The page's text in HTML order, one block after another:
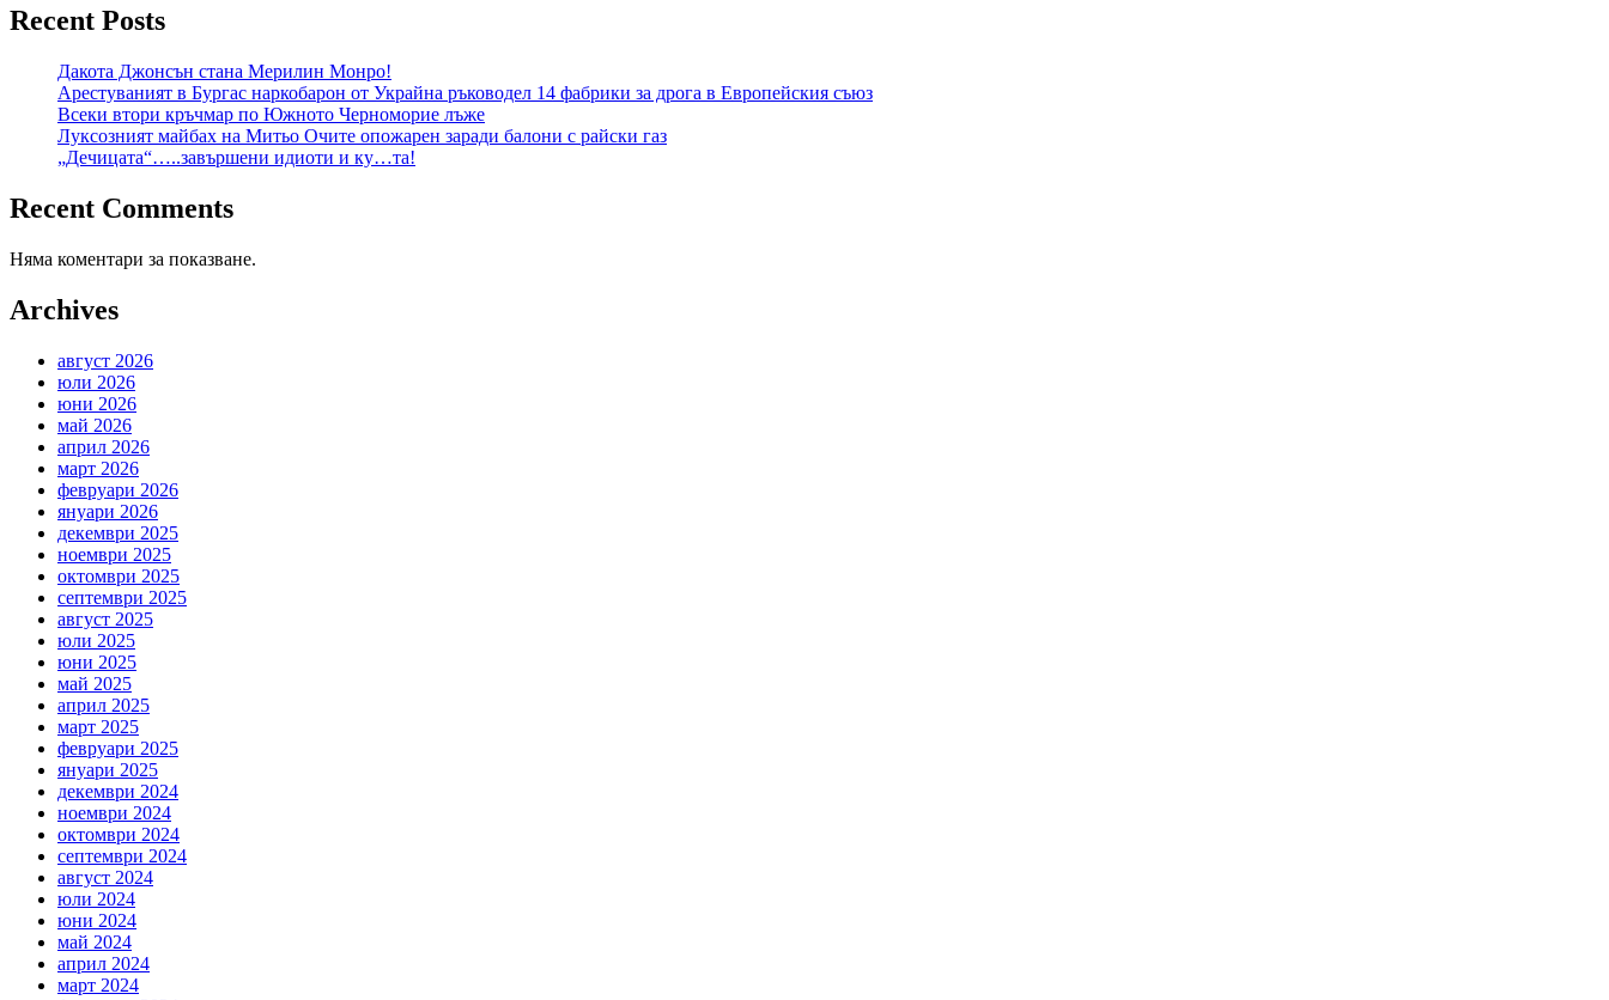
Recent Posts
Дакота Джонсън стана Мерилин Монро!
Арестуваният в Бургас наркобарон от Украйна ръководел 14 фабрики за дрога в Европейския съюз
Всеки втори кръчмар по Южното Черноморие лъже
Луксозният майбах на Митьо Очите опожарен заради балони с райски газ
„Дечицата“…..завършени идиоти и ку…та!
Recent Comments
Няма коментари за показване.
Archives
август 2026
юли 2026
юни 2026
май 2026
април 2026
март 2026
февруари 2026
януари 2026
декември 2025
ноември 2025
октомври 2025
септември 2025
август 2025
юли 2025
юни 2025
май 2025
април 2025
март 2025
февруари 2025
януари 2025
декември 2024
ноември 2024
октомври 2024
септември 2024
август 2024
юли 2024
юни 2024
май 2024
април 2024
март 2024